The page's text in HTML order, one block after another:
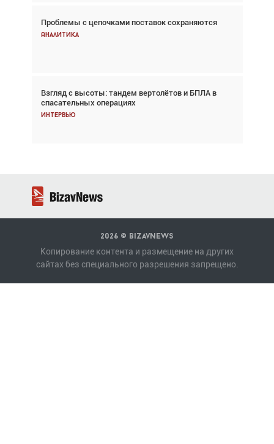
Проблемы с цепочками поставок сохраняются
Аналитика
Взгляд с высоты: тандем вертолётов и БПЛА в
спасательных операциях
Интервью
Впервые с 2024 года глобальный трафик
снижается три недели подряд
Частный самолёт – это актив. Подходите к
покупке соответствующим образом
Интервью
2026 © BizavNews
Копирование контента и размещение на других
сайтах без специального разрешения запрещено.